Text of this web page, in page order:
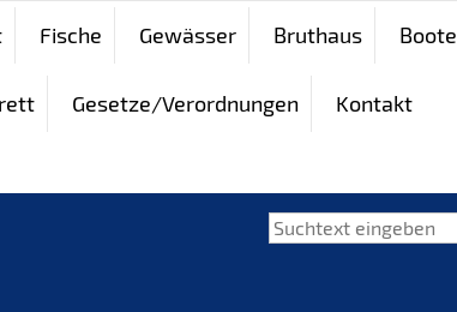
Fische Gewässer Bruthaus Boote
Gesetze/Verordnungen Kontakt